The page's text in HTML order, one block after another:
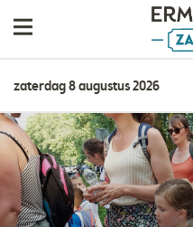
zaterdag 8 augustus 2026